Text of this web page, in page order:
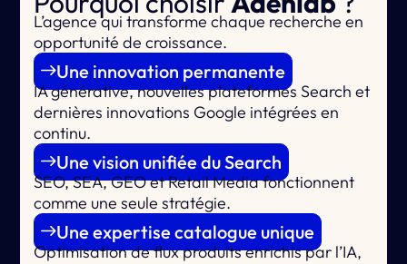
L’agence quitransforme chaque recherche en
opportunité de croissance.
Une innovation permanente
IA générative, nouvelles plateformes Search et
dernières innovations Google intégrées en
continu.
Une vision unifiée du Search
SEO, SEA, GEO et Retail Media fonctionnent
comme une seule stratégie.
Une expertise catalogue unique
Optimisation de flux produits enrichis par l’IA,